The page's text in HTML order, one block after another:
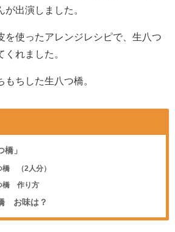
が出演しました。
を使ったアレンジレシピで、生八つ
れました。
ちした生八つ橋。
橋」
（2人分）
橋 作り方
お味は？